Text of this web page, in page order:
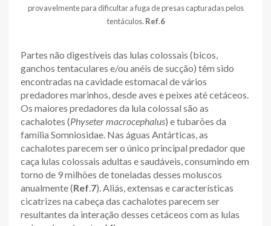
provavelmente para dificultar a fuga de presas capturadas pelos
tentáculos. Ref.6
Partes não digestíveis das lulas colossais (bicos,
ganchos tentaculares e/ou anéis de sucção) têm sido
encontradas na cavidade estomacal de vários
predadores marinhos, desde aves e peixes até cetáceos.
Os maiores predadores da lula colossal são as
cachalotes (Physeter macrocephalus) e tubarões da
família Somniosidae. Nas águas Antárticas, as
cachalotes parecem ser o único principal predador que
caça lulas colossais adultas e saudáveis, consumindo em
torno de 9 milhões de toneladas desses moluscos
anualmente (Ref.7). Aliás, extensas e características
cicatrizes na cabeça das cachalotes parecem ser
resultantes da interação desses cetáceos com as lulas